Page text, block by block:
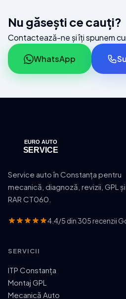
Nu găsești ce cauți?
Contactează-ne și îți spunem
WhatsApp
Service auto în Constanța pentru
mecanică, diagnoză, revizii, GPL și
RAR CT060.
4.4/5 din 305 recenzii
SERVICII
ITP Constanța
Montaj GPL
Mecanică Auto